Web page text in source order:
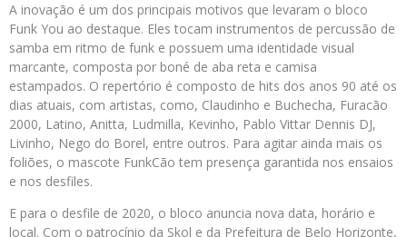
A inovação é um dos principais motivos que levaram o bloco
Funk You ao destaque. Eles tocam instrumentos de percussão de
samba em ritmo de funk e possuem uma identidade visual
marcante, composta por boné de aba reta e camisa
estampados. O repertório é composto de hits dos anos 90 até os
dias atuais, com artistas, como, Claudinho e Buchecha, Furacão
2000, Latino, Anitta, Ludmilla, Kevinho, Pablo Vittar Dennis DJ,
Livinho, Nego do Borel, entre outros. Para agitar ainda mais os
foliões, o mascote FunkCão tem presença garantida nos ensaios
e nos desfiles.
E para o desfile de 2020, o bloco anuncia nova data, horário e
local. Com o patrocínio da Skol e da Prefeitura de Belo Horizonte,